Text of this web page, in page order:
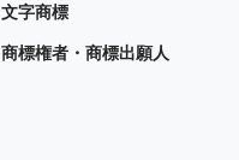
文字商標
商標権者・商標出願人